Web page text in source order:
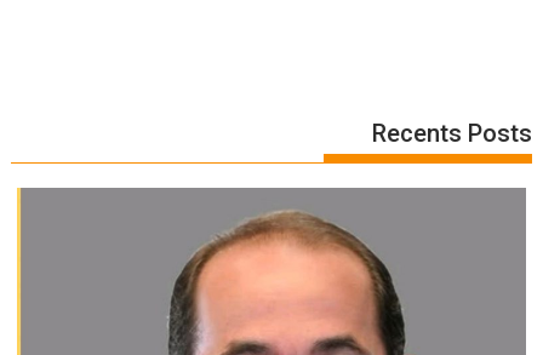
Recents Posts